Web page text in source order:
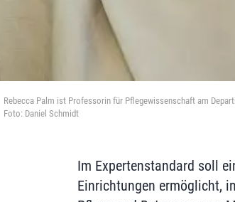
Rebecca Palm ist Professorin für Pflegewissenschaft am
Foto: Daniel Schmidt
Im Expertenstandard soll
Einrichtungen ermöglicht,